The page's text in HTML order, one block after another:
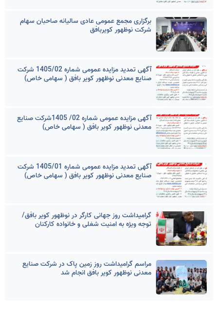
برگزاری مجمع عمومی عادی سالیانه صاحبان سهام
شرکت نوظهور کویربافق
آگهی تمدید مزایده عمومی شماره 1405/02 شرکت
صنایع معدنی نوظهور کویر بافق ( سهامی خاص)
آگهی مزایده عمومی شماره 02/ 1405شرکت صنایع
معدنی نوظهور کویر بافق ( سهامی خاص)
آگهی تمدید مزایده عمومی شماره 1405/01 شرکت
صنایع معدنی نوظهور کویر بافق ( سهامی خاص)
گرامیداشت روز جهانی کارگر در نوظهور کویر بافق/
توجه ویژه به امنیت شغلی و خانواده کارکنان
مراسم گرامیداشت روز زمین پاک در شرکت صنایع
معدنی نوظهور کویر بافق انجام شد